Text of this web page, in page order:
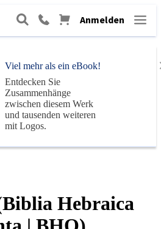
Anmelden
Viel mehr als ein eBook!
Entdecken Sie
Zusammenhänge
zwischen diesem Werk
und tausenden weiteren
mit Logos.
Hebraica